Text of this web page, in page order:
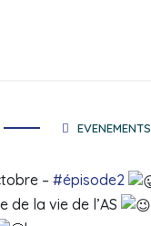
EVENEMENTS
– #épisode2
de la vie de l’AS